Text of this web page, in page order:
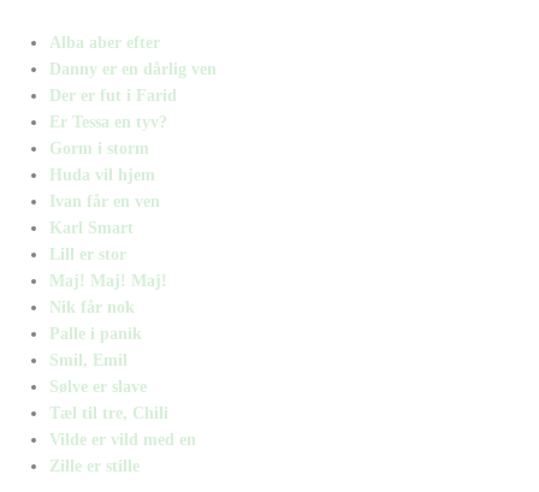
Alba aber efter
Danny er en dårlig ven
Der er fut i Farid
Er Tessa en tyv?
Gorm i storm
Huda vil hjem
Ivan får en ven
Karl Smart
Lill er stor
Maj! Maj! Maj!
Nik får nok
Palle i panik
Smil, Emil
Sølve er slave
Tæl til tre, Chili
Vilde er vild med en
Zille er stille